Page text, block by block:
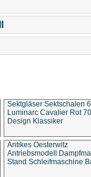
Sektgläser Sektschalen
Luminarc Cavalier Rot
Design Klassiker
Antikes Oesterwitz
Antriebsmodell
Stand Schleifmaschine